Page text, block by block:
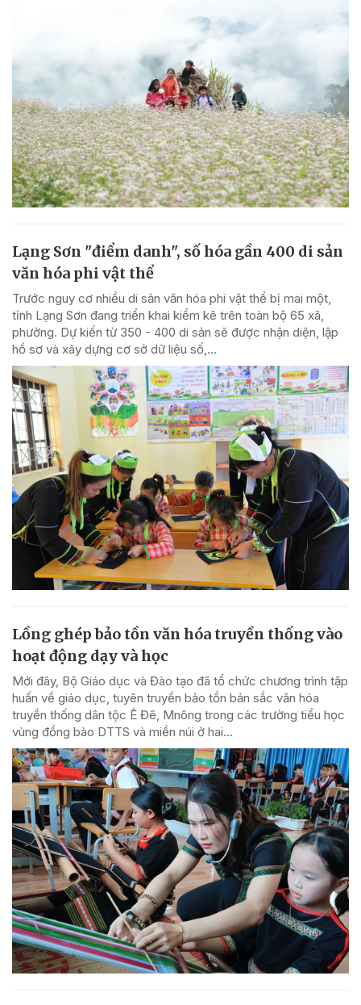
Lạng Sơn "điểm danh", số hóa gần 400 di sản
văn hóa phi vật thể
Trước nguy cơ nhiều di sản văn hóa phi vật thể bị mai một,
tỉnh Lạng Sơn đang triển khai kiểm kê trên toàn bộ 65 xã,
phường. Dự kiến từ 350 - 400 di sản sẽ được nhận diện, lập
hồ sơ và xây dựng cơ sở dữ liệu số,...
Lồng ghép bảo tồn văn hóa truyền thống vào
hoạt động dạy và học
Mới đây, Bộ Giáo dục và Đào tạo đã tổ chức chương trình tập
huấn về giáo dục, tuyên truyền bảo tồn bản sắc văn hóa
truyền thống dân tộc Ê Đê, Mnông trong các trường tiểu học
vùng đồng bào DTTS và miền núi ở hai...